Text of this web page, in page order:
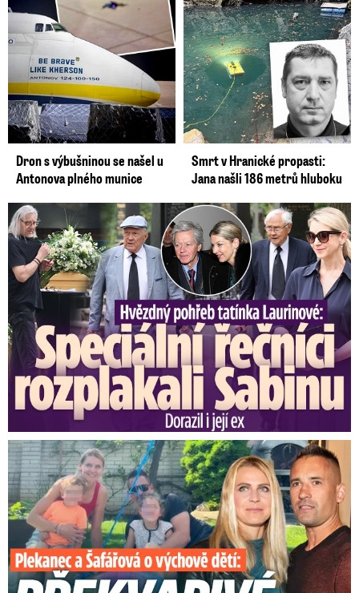
Dron s výbušninou se našel u
Antonova plného munice
Smrt v Hranické propasti:
Jana našli 186 metrů hluboku
Speciální řečníci nad rakví Laurina: Rozbrečeli i dceru
Plekanec a Šafářová o výchově dětí: Překvapivé přiznání